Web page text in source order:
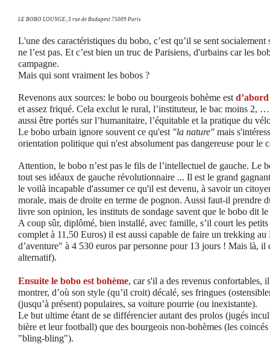
LE BOBO LOUNGE, 3 rue de Budapest 75009 Paris
L'une des caractéristiques du bobo, c’est qu’il se sent
ne l’est pas. Et c’est bien un truc de Parisiens, d'urbains car les
campagne.
Mais qui sont vraiment les bobos ?
Revenons aux sources: le bobo ou bourgeois bohème est
et assez friqué. Cela exclut le rural, l’instituteur, le bac moins 2,
aussi être portés sur l’humanitaire, l’équitable et la pratique du
Le bobo urbain ignore souvent ce qu'est "la nature" mais
orientation politique qui n'est absolument pas dangereuse pour le
Attention, le bobo n’est pas le fils de l’intellectuel de gauche. Le
tout ses idéaux de gauche révolutionnaire ... Il est le grand
le voilà incapable d'assumer ce qu'il est devenu, à savoir un
morale, mais de droite en terme de pognon. Aussi faut-il prendre
livre son opinion, les instituts de sondage savent que le bobo dit
A coup sûr, diplômé, bien installé, avec famille, s’il court les
complet à 11,50 Euros) il est aussi capable de faire un trekking
d’aventure" à 4 530 euros par personne pour 13 jours ! Mais là,
alternatif).
Ensuite le bobo est bohème, car s'il a des revenus confortables,
montrer, d’où son style (qu’il croit) décalé, ses fringues
(jusqu’à présent) populaires, sa voiture pourrie (ou inexistante).
Le but ultime étant de se différencier autant des prolos (jugés
bière et leur football) que des bourgeois non-bohèmes (les
"bling-bling").